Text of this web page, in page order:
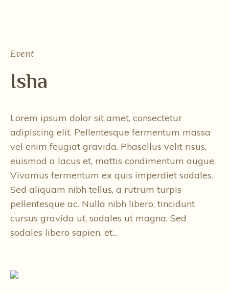
Event
Isha
Lorem ipsum dolor sit amet, consectetur
adipiscing elit. Pellentesque fermentum massa
vel enim feugiat gravida. Phasellus velit risus,
euismod a lacus et, mattis condimentum augue.
Vivamus fermentum ex quis imperdiet sodales.
Sed aliquam nibh tellus, a rutrum turpis
pellentesque ac. Nulla nibh libero, tincidunt
cursus gravida ut, sodales ut magna. Sed
sodales libero sapien, et...